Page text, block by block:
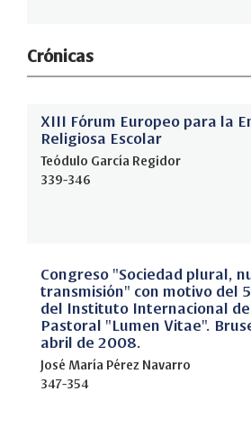
Crónicas
XIII Fórum Europeo para la
Religiosa Escolar
Teódulo García Regidor
339-346
Congreso "Sociedad plural,
transmisión" con motivo del
del Instituto Internacional de
Pastoral "Lumen Vitae".
abril de 2008.
José María Pérez Navarro
347-354